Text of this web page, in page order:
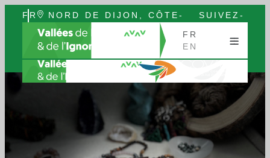
FR
EN
NORD DE DIJON, CÔTE-
D’OR, BOURGOGNE
SUIVEZ-
FR
EN